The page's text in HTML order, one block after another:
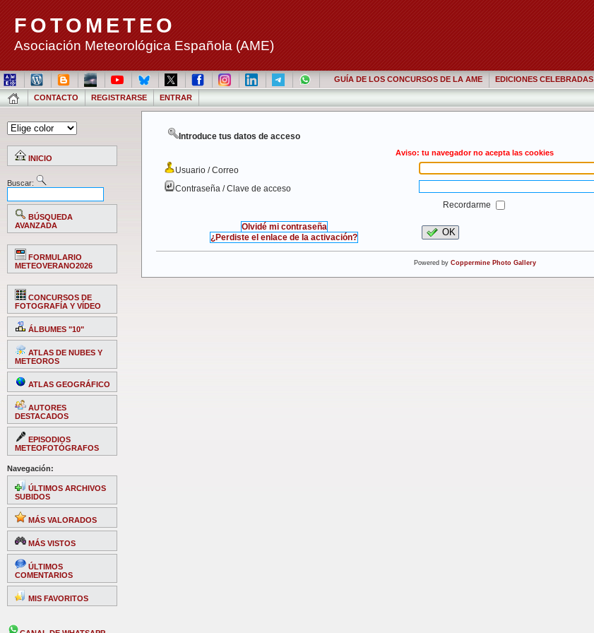
FOTOMETEO
Asociación Meteorológica Española (AME)
GUÍA DE LOS CONCURSOS DE LA AME EDICIONES CELEBRADAS
CONTACTO REGISTRARSE ENTRAR
INICIO
Buscar:
BÚSQUEDA
AVANZADA
FORMULARIO
METEOVERANO2026
CONCURSOS DE
FOTOGRAFÍA Y VÍDEO
ÁLBUMES "10"
ATLAS DE NUBES Y
METEOROS
ATLAS GEOGRÁFICO
AUTORES
DESTACADOS
EPISODIOS
METEOFOTÓGRAFOS
Navegación:
ÚLTIMOS ARCHIVOS
SUBIDOS
MÁS VALORADOS
MÁS VISTOS
ÚLTIMOS
COMENTARIOS
MIS FAVORITOS
Introduce tus datos de acceso
Aviso: tu navegador no acepta las cookies
Usuario / Correo
Contraseña / Clave de acceso
Recordarme
Olvidé mi contraseña
¿Perdiste el enlace de la activación?
OK
Powered by Coppermine Photo Gallery